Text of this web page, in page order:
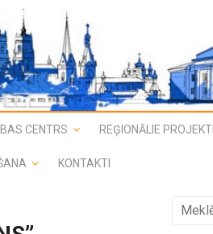
CENTRS REĢIONĀLIE PROJEKTI
KONTAKTI